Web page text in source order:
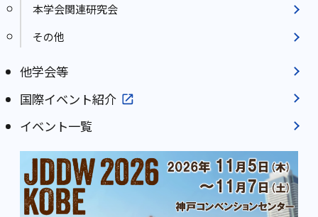
本学会関連研究会
その他
他学会等
国際イベント紹介
イベント一覧